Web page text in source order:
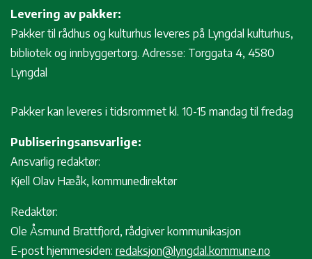
Levering av pakker:
Pakker til rådhus og kulturhus leveres på Lyngdal kulturhus,
bibliotek og innbyggertorg. Adresse: Torggata 4, 4580
Lyngdal
Pakker kan leveres i tidsrommet kl. 10-15 mandag til fredag
Publiseringsansvarlige:
Ansvarlig redaktør:
Kjell Olav Hæåk, kommunedirektør
Redaktør:
Ole Åsmund Brattfjord, rådgiver kommunikasjon
E-post hjemmesiden: redaksjon@lyngdal.kommune.no